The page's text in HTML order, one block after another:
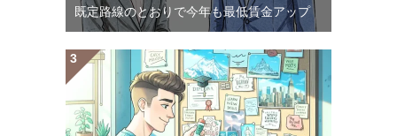
既定路線のとおりで今年も最低賃金アップ